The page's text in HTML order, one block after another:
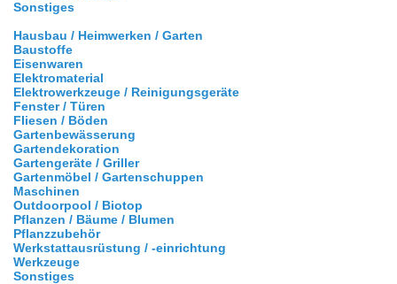
Sonstiges
Hausbau / Heimwerken / Garten
Baustoffe
Eisenwaren
Elektromaterial
Elektrowerkzeuge / Reinigungsgeräte
Fenster / Türen
Fliesen / Böden
Gartenbewässerung
Gartendekoration
Gartengeräte / Griller
Gartenmöbel / Gartenschuppen
Maschinen
Outdoorpool / Biotop
Pflanzen / Bäume / Blumen
Pflanzzubehör
Werkstattausrüstung / -einrichtung
Werkzeuge
Sonstiges